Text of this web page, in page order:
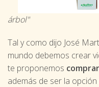
árbol"
Tal y como dijo José
mundo debemos crear
te proponemos
además de ser la